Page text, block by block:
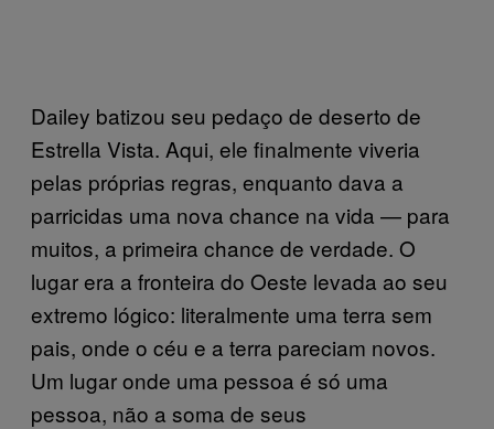
Dailey batizou seu pedaço de deserto de
Estrella Vista. Aqui, ele finalmente viveria
pelas próprias regras, enquanto dava a
parricidas uma nova chance na vida — para
muitos, a primeira chance de verdade. O
lugar era a fronteira do Oeste levada ao seu
extremo lógico: literalmente uma terra sem
pais, onde o céu e a terra pareciam novos.
Um lugar onde uma pessoa é só uma
pessoa, não a soma de seus